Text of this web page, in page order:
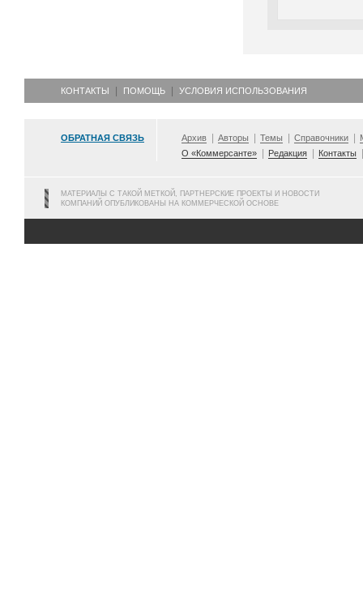
КОНТАКТЫ ПОМОЩЬ УСЛОВИЯ ИСПОЛЬЗОВАНИЯ
ОБРАТНАЯ СВЯЗЬ Архив Авторы Темы Справочники
О «Коммерсанте»
Редакция Контакты
МАТЕРИАЛЫ С ТАКОЙ МЕТКОЙ, ПАРТНЕРСКИЕ ПРОЕКТЫ И НОВОСТИ
КОМПАНИЙ ОПУБЛИКОВАНЫ НА КОММЕРЧЕСКОЙ ОСНОВЕ